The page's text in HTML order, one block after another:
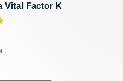
Vital Factor K